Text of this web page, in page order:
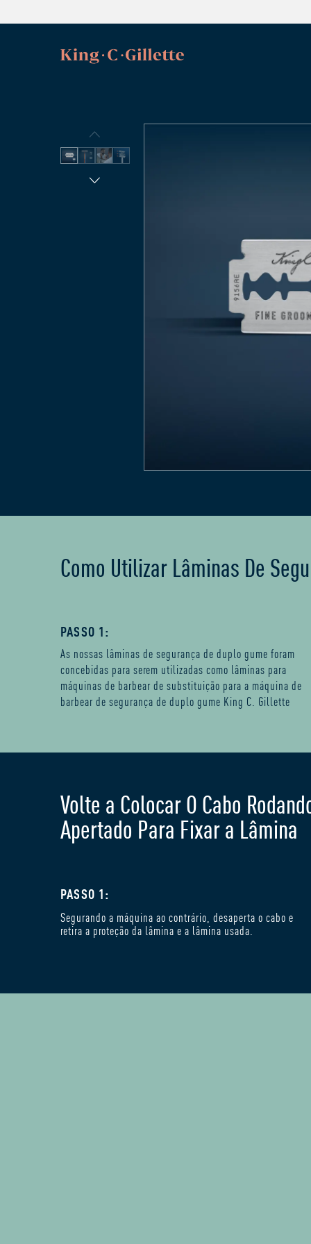
Como Utilizar Lâminas De
PASSO 1:
As nossas lâminas de segurança de duplo gume foram
concebidas para serem utilizadas como lâminas para
máquinas de barbear de substituição para a máquina de
barbear de segurança de duplo gume King C. Gillette
Volte a Colocar O Cabo
Apertado Para Fixar a Lâmina
PASSO 1:
Segurando a máquina ao contrário, desaperta o cabo e
retira a proteção da lâmina e a lâmina usada.